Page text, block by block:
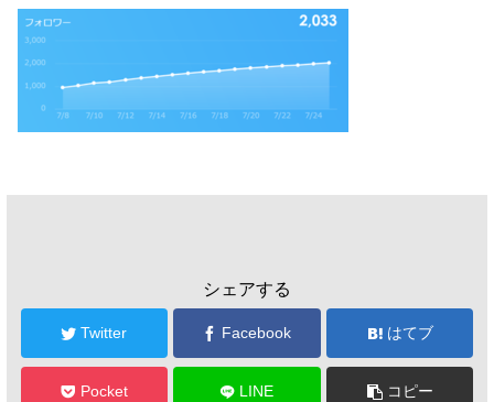
シェアする
Twitter Facebook はてブ
Pocket LINE コピー